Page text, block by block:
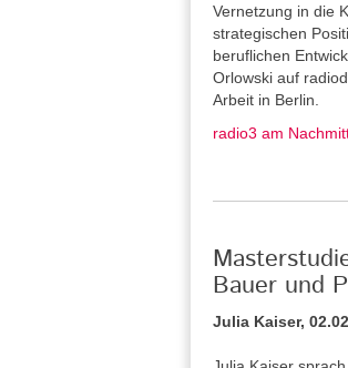
Vernetzung in die
strategischen
beruflichen
Orlowski auf
Arbeit in Berlin.
radio3 am
Bauer und
Julia Kaiser,